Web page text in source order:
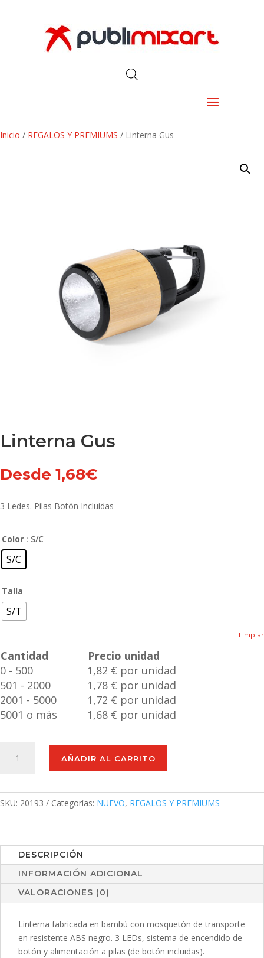
Inicio / REGALOS Y PREMIUMS / Linterna Gus
Linterna Gus
Desde 1,68€
3 Ledes. Pilas Botón Incluidas
Color : S/C
S/C
Talla
S/T
Limpiar
Cantidad
Precio unidad
0 - 500
1,82 € por unidad
501 - 2000
1,78 € por unidad
2001 - 5000
1,72 € por unidad
5001 o más
1,68 € por unidad
AÑADIR AL CARRITO
SKU: 20193 Categorías: NUEVO, REGALOS Y PREMIUMS
DESCRIPCIÓN
INFORMACIÓN ADICIONAL
VALORACIONES (0)
Linterna fabricada en bambú con mosquetón de transporte
en resistente ABS negro. 3 LEDs, sistema de encendido de
botón y alimentación a pilas (de botón incluidas).